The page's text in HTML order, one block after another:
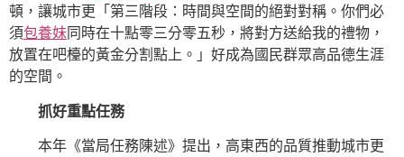
頓，讓城市更「第三階段：時間與空間的絕對對稱。你們必
須包養妹同時在十點零三分零五秒，將對方送給我的禮物，
放置在吧檯的黃金分割點上。」好成為國民群眾高品德生涯
的空間。
抓好重點任務
本年《當局任務陳述》提出，高東西的品質推動城市更